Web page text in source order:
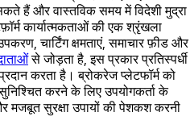
हैं और वास्तविक समय में विदेशी मुद्रा
कार्यात्मकताओं की एक श्रृंखला
चार्टिंग क्षमताएं, समाचार फ़ीड और
से जोड़ता है, इस प्रकार प्रतिस्पर्धी
प्रदान करता है। ब्रोकरेज प्लेटफॉर्म को
करने के लिए उपयोगकर्ता के
सुरक्षा उपायों की पेशकश करनी